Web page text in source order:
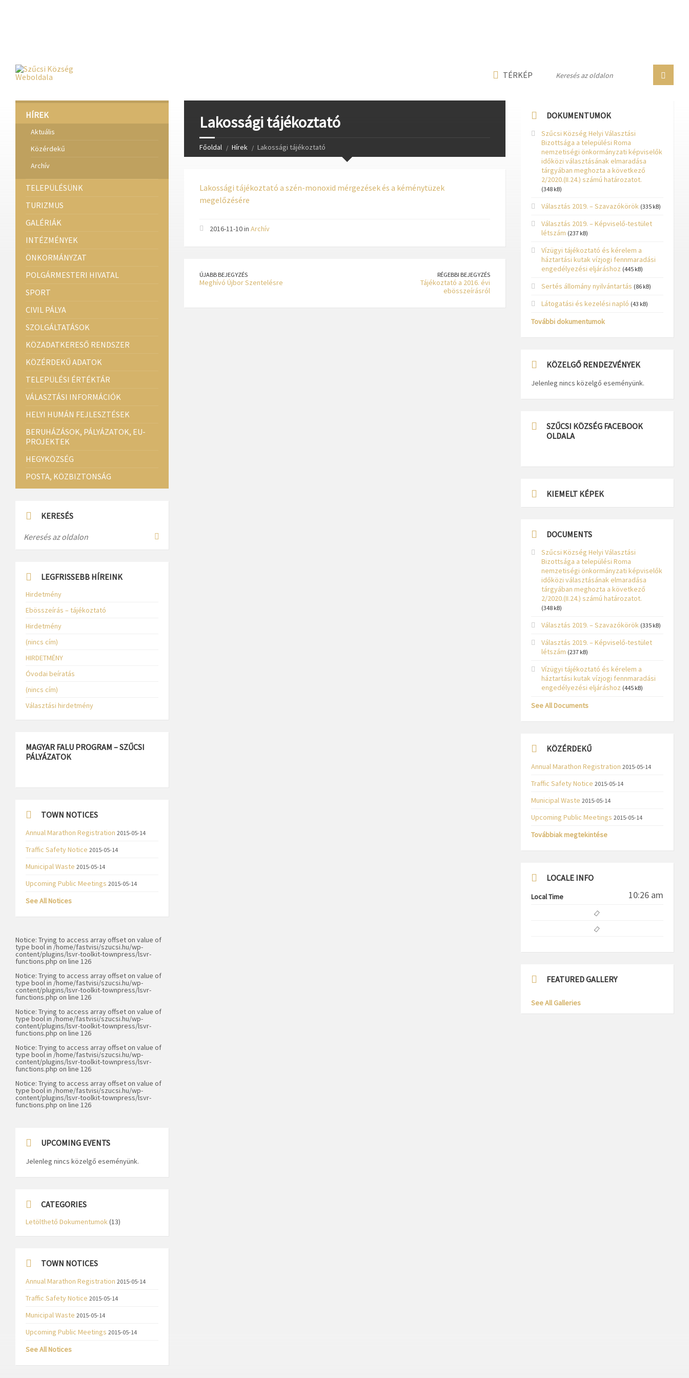
TÉRKÉP
Lakossági tájékoztató
Főoldal Hírek Lakossági tájékoztató
Lakossági tájékoztató a szén-monoxid mérgezések és a kéménytüzek
megelőzésére
2016-11-10 in Archív
ÚJABB BEJEGYZÉS
Meghívó Újbor Szentelésre
RÉGEBBI BEJEGYZÉS
Tájékoztató a 2016. évi
ebösszeírásról
HÍREK
Aktuális
Közérdekű
Archív
TELEPÜLÉSÜNK
TURIZMUS
GALÉRIÁK
INTÉZMÉNYEK
ÖNKORMÁNYZAT
POLGÁRMESTERI HIVATAL
SPORT
CIVIL PÁLYA
SZOLGÁLTATÁSOK
KÖZADATKERESŐ RENDSZER
KÖZÉRDEKŰ ADATOK
TELEPÜLÉSI ÉRTÉKTÁR
VÁLASZTÁSI INFORMÁCIÓK
HELYI HUMÁN FEJLESZTÉSEK
BERUHÁZÁSOK, PÁLYÁZATOK, EU-
PROJEKTEK
HEGYKÖZSÉG
POSTA, KÖZBIZTONSÁG
KERESÉS
LEGFRISSEBB HÍREINK
Hirdetmény
Ebösszeírás – tájékoztató
Hirdetmény
(nincs cím)
HIRDETMÉNY
Óvodai beíratás
(nincs cím)
Választási hirdetmény
MAGYAR FALU PROGRAM – SZŰCSI
PÁLYÁZATOK
TOWN NOTICES
Annual Marathon Registration 2015-05-14
Traffic Safety Notice 2015-05-14
Municipal Waste 2015-05-14
Upcoming Public Meetings 2015-05-14
See All Notices
Notice: Trying to access array offset on value of
type bool in /home/fastvisi/szucsi.hu/wp-
content/plugins/lsvr-toolkit-townpress/lsvr-
functions.php on line 126
Notice: Trying to access array offset on value of
type bool in /home/fastvisi/szucsi.hu/wp-
content/plugins/lsvr-toolkit-townpress/lsvr-
functions.php on line 126
Notice: Trying to access array offset on value of
type bool in /home/fastvisi/szucsi.hu/wp-
content/plugins/lsvr-toolkit-townpress/lsvr-
functions.php on line 126
Notice: Trying to access array offset on value of
type bool in /home/fastvisi/szucsi.hu/wp-
content/plugins/lsvr-toolkit-townpress/lsvr-
functions.php on line 126
Notice: Trying to access array offset on value of
type bool in /home/fastvisi/szucsi.hu/wp-
content/plugins/lsvr-toolkit-townpress/lsvr-
functions.php on line 126
UPCOMING EVENTS
Jelenleg nincs közelgő eseményünk.
CATEGORIES
Letölthető Dokumentumok(13)
TOWN NOTICES
Annual Marathon Registration 2015-05-14
Traffic Safety Notice 2015-05-14
Municipal Waste 2015-05-14
Upcoming Public Meetings 2015-05-14
See All Notices
DOKUMENTUMOK
Szűcsi Község Helyi Választási
Bizottsága a települési Roma
nemzetiségi önkormányzati képviselők
időközi választásának elmaradása
tárgyában meghozta a következő
2/2020.(II.24.) számú határozatot.
(348 kB)
Választás 2019. – Szavazókörök (335 kB)
Választás 2019. – Képviselő-testület
létszám (237 kB)
Vízügyi tájékoztató és kérelem a
háztartási kutak vízjogi fennmaradási
engedélyezési eljáráshoz (445 kB)
Sertés állomány nyilvántartás (86 kB)
Látogatási és kezelési napló (43 kB)
További dokumentumok
KÖZELGŐ RENDEZVÉNYEK
Jelenleg nincs közelgő eseményünk.
SZŰCSI KÖZSÉG FACEBOOK
OLDALA
KIEMELT KÉPEK
DOCUMENTS
Szűcsi Község Helyi Választási
Bizottsága a települési Roma
nemzetiségi önkormányzati képviselők
időközi választásának elmaradása
tárgyában meghozta a következő
2/2020.(II.24.) számú határozatot.
(348 kB)
Választás 2019. – Szavazókörök (335 kB)
Választás 2019. – Képviselő-testület
létszám (237 kB)
Vízügyi tájékoztató és kérelem a
háztartási kutak vízjogi fennmaradási
engedélyezési eljáráshoz (445 kB)
See All Documents
KÖZÉRDEKŰ
Annual Marathon Registration 2015-05-14
Traffic Safety Notice 2015-05-14
Municipal Waste 2015-05-14
Upcoming Public Meetings 2015-05-14
Továbbiak megtekintése
LOCALE INFO
Local Time 10:26 am
FEATURED GALLERY
See All Galleries